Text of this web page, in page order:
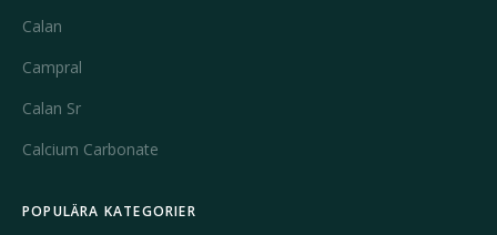
Calan
Campral
Calan Sr
Calcium Carbonate
POPULÄRA KATEGORIER